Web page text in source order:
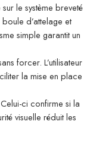
le système breveté
d’attelage et
simple garantit un
forcer. L’utilisateur
la mise en place
ci confirme si la
visuelle réduit les